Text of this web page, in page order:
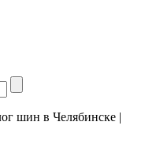
шин в Челябинске |